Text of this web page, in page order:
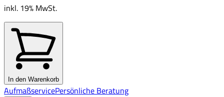
inkl. 19% MwSt.
In den Warenkorb
AufmaßservicePersönliche Beratung